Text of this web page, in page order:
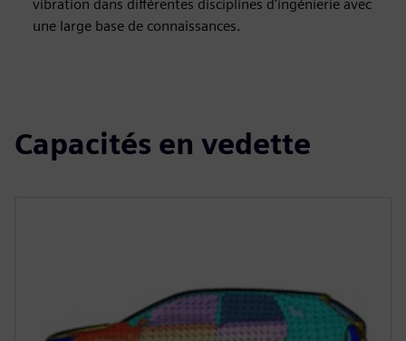
vibration dans différentes disciplines d'ingénierie avec
une large base de connaissances.
Capacités en vedette